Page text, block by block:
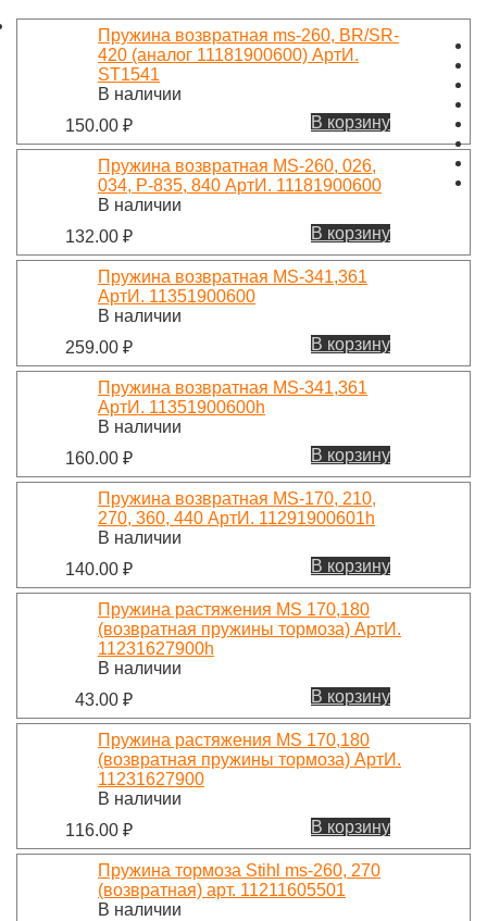
Пружина возвратная ms-260, BR/SR-
420 (аналог 11181900600) АртИ.
ST1541
В наличии
150.00 ₽ В корзину
Пружина возвратная MS-260, 026,
034, Р-835, 840 АртИ. 11181900600
В наличии
132.00 ₽ В корзину
Пружина возвратная MS-341,361
АртИ. 11351900600
В наличии
259.00 ₽ В корзину
Пружина возвратная MS-341,361
АртИ. 11351900600h
В наличии
160.00 ₽ В корзину
Пружина возвратная MS-170, 210,
270, 360, 440 АртИ. 11291900601h
В наличии
140.00 ₽ В корзину
Пружина растяжения MS 170,180
(возвратная пружины тормоза) АртИ.
11231627900h
В наличии
43.00 ₽ В корзину
Пружина растяжения MS 170,180
(возвратная пружины тормоза) АртИ.
11231627900
В наличии
116.00 ₽ В корзину
Пружина тормоза Stihl ms-260, 270
(возвратная) арт. 11211605501
В наличии